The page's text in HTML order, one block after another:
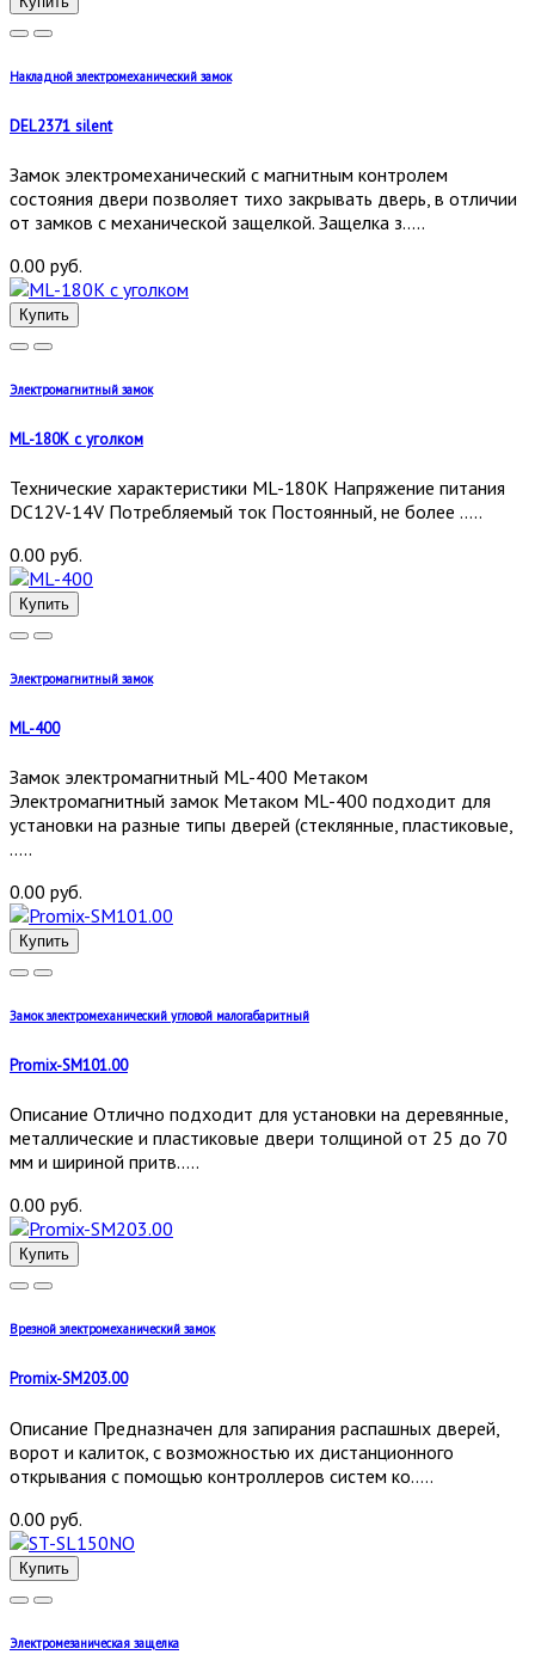
Накладной электромеханический замок
DEL2371 silent
Замок электромеханический с магнитным контролем
состояния двери позволяет тихо закрывать дверь, в отличии
от замков с механической защелкой. Защелка з.....
0.00 руб.
Купить
Электромагнитный замок
ML-180K с уголком
Технические характеристики ML-180K Напряжение питания
DC12V-14V Потребляемый ток Постоянный, не более .....
0.00 руб.
Купить
Электромагнитный замок
ML-400
Замок электромагнитный ML-400 Метаком
Электромагнитный замок Метаком ML-400 подходит для
установки на разные типы дверей (стеклянные, пластиковые,
.....
0.00 руб.
Купить
Замок электромеханический угловой малогабаритный
Promix-SM101.00
Описание Отлично подходит для установки на деревянные,
металлические и пластиковые двери толщиной от 25 до 70
мм и шириной притв.....
0.00 руб.
Купить
Врезной электромеханический замок
Promix-SM203.00
Описание Предназначен для запирания распашных дверей,
ворот и калиток, с возможностью их дистанционного
открывания с помощью контроллеров систем ко.....
0.00 руб.
Купить
Электромезаническая защелка